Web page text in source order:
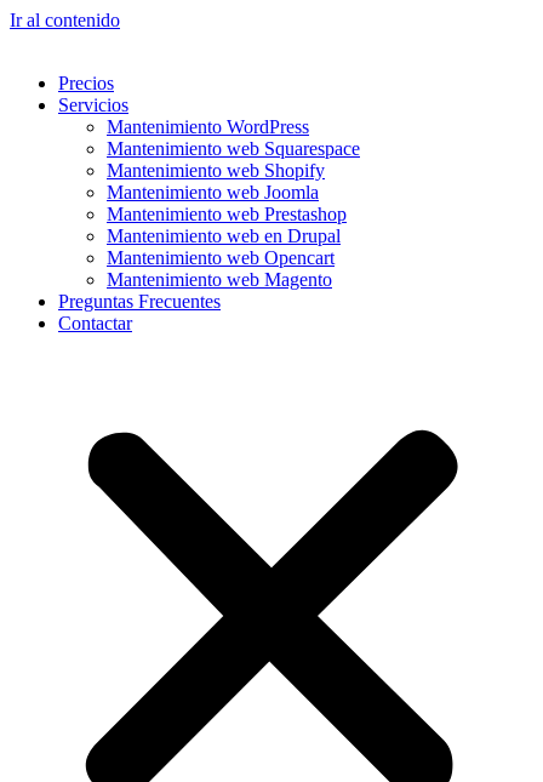
Ir al contenido
Precios
Servicios
Mantenimiento WordPress
Mantenimiento web Squarespace
Mantenimiento web Shopify
Mantenimiento web Joomla
Mantenimiento web Prestashop
Mantenimiento web en Drupal
Mantenimiento web Opencart
Mantenimiento web Magento
Preguntas Frecuentes
Contactar